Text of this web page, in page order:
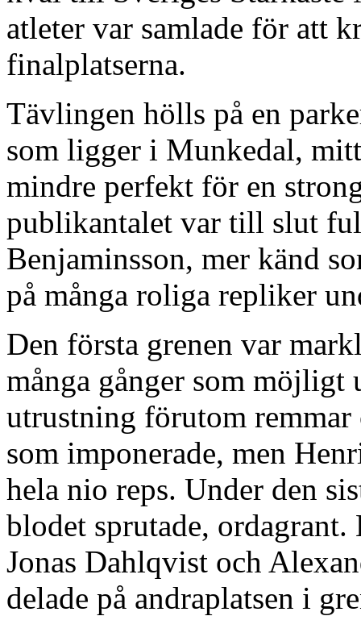
atleter var samlade för att
finalplatserna.
Tävlingen hölls på en
som ligger i Munkedal,
mindre perfekt för en
publikantalet var till slut
Benjaminsson, mer känd
på många roliga repliker
Den första grenen var
många gånger som möjligt
utrustning förutom remmar
som imponerade, men
hela nio reps. Under den
blodet sprutade, ordagrant.
Jonas Dahlqvist och
delade på andraplatsen i